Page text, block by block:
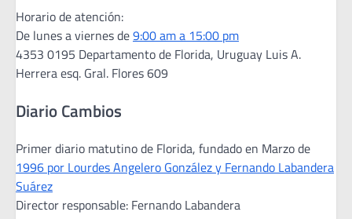
Horario de atención:
De lunes a viernes de9:00 am a 15:00 pm
4353 0195 Departamento de Florida, Uruguay Luis A.
Herrera esq. Gral. Flores 609
Diario Cambios
Primer diario matutino de Florida, fundado en Marzo de
1996 por Lourdes Angelero González y Fernando Labandera
Suárez
Director responsable: Fernando Labandera